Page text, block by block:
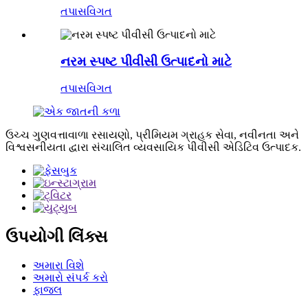
તપાસવિગત
નરમ સ્પષ્ટ પીવીસી ઉત્પાદનો માટે
તપાસવિગત
ઉચ્ચ ગુણવત્તાવાળા રસાયણો, પ્રીમિયમ ગ્રાહક સેવા, નવીનતા અને
વિશ્વસનીયતા દ્વારા સંચાલિત વ્યવસાયિક પીવીસી એડિટિવ ઉત્પાદક.
ઉપયોગી લિંક્સ
અમારા વિશે
અમારો સંપર્ક કરો
ફાજલ